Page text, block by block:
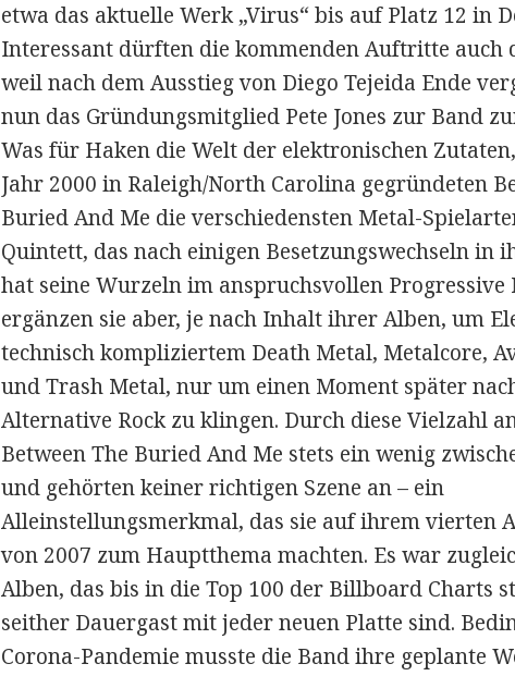
etwa das aktuelle Werk „Virus“ bis auf Platz 12 in
Interessant dürften die kommenden Auftritte auch
weil nach dem Ausstieg von Diego Tejeida Ende
nun das Gründungsmitglied Pete Jones zur Band
Was für Haken die Welt der elektronischen
Jahr 2000 in Raleigh/North Carolina gegründeten
Buried And Me die verschiedensten Metal-
Quintett, das nach einigen Besetzungswechseln in
hat seine Wurzeln im anspruchsvollen Progressive
ergänzen sie aber, je nach Inhalt ihrer Alben, um
technisch kompliziertem Death Metal, Metalcore,
und Trash Metal, nur um einen Moment später
Alternative Rock zu klingen. Durch diese Vielzahl
Between The Buried And Me stets ein wenig
und gehörten keiner richtigen Szene an – ein
Alleinstellungsmerkmal, das sie auf ihrem vierten
von 2007 zum Hauptthema machten. Es war
Alben, das bis in die Top 100 der Billboard Charts
seither Dauergast mit jeder neuen Platte sind.
Corona-Pandemie musste die Band ihre geplante